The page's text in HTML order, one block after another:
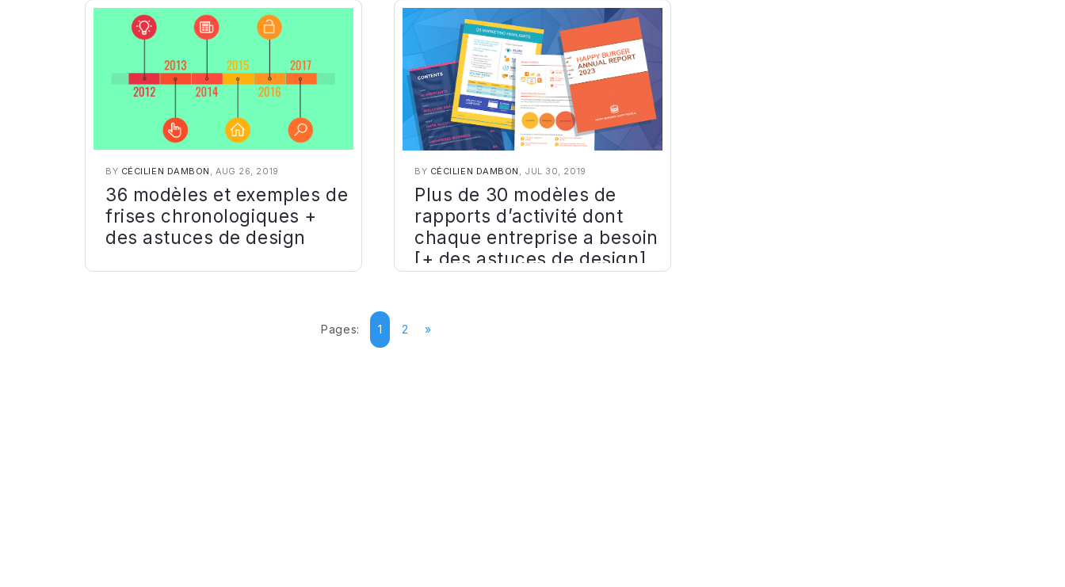
BY CÉCILIEN DAMBON , AUG 26, 2019
36 modèles et exemples de
frises chronologiques +
des astuces de design
BY CÉCILIEN DAMBON , JUL 30, 2019
Plus de 30 modèles de
rapports d’activité dont
chaque entreprise a besoin
[+ des astuces de design]
Pages: 1 2 »